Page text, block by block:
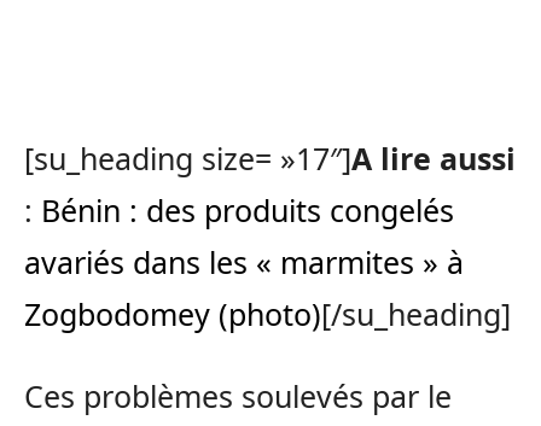
[su_heading size= »17″]A lire aussi
: Bénin : des produits congelés
avariés dans les « marmites » à
Zogbodomey (photo)[/su_heading]
Ces problèmes soulevés par le